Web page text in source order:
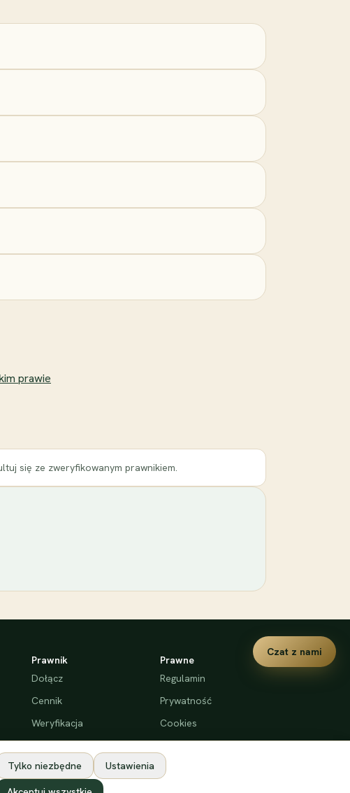
prawie
się ze zweryfikowanym prawnikiem.
Prawnik
Dołącz
Cennik
Weryfikacja
Prawne
Regulamin
Prywatność
Cookies
Deklaracja dostępności
Czat z nami
Tylko niezbędne Ustawienia